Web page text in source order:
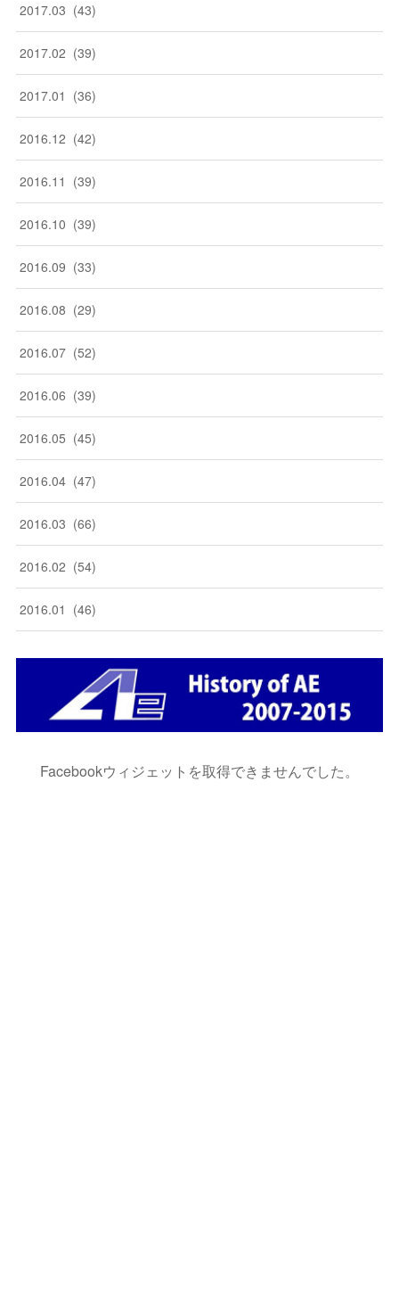
2017.03 (43)
2017.02 (39)
2017.01 (36)
2016.12 (42)
2016.11 (39)
2016.10 (39)
2016.09 (33)
2016.08 (29)
2016.07 (52)
2016.06 (39)
2016.05 (45)
2016.04 (47)
2016.03 (66)
2016.02 (54)
2016.01 (46)
Facebookウィジェットを取得できませんでした。